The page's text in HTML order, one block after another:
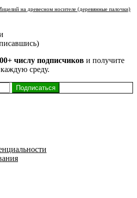
на древесном носителе (деревянные палочки)
числу подписчиков и получите
среду.